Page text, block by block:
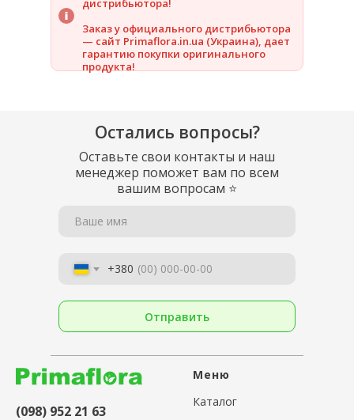
дистрибьютора!
Заказ у официального дистрибьютора
— сайт Primaflora.in.ua (Украина), дает
гарантию покупки оригинального
продукта!
Остались вопросы?
Оставьте свои контакты и наш
менеджер поможет вам по всем
вашим вопросам ⭐
Ваше имя
+380
Отправить
(098) 952 21 63
Меню
Каталог